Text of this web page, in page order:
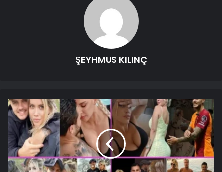
ŞEYHMUS KILINÇ